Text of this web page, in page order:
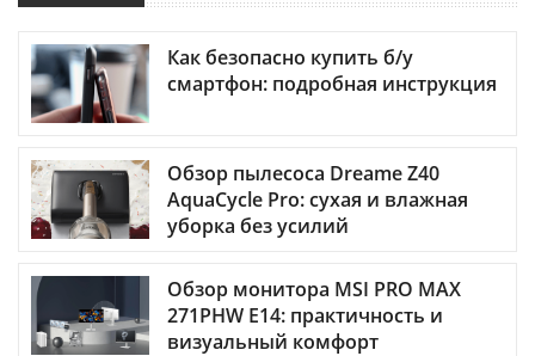
Как безопасно купить б/у
смартфон: подробная инструкция
Обзор пылесоса Dreame Z40
AquaCycle Pro: сухая и влажная
уборка без усилий
Обзор монитора MSI PRO MAX
271PHW E14: практичность и
визуальный комфорт